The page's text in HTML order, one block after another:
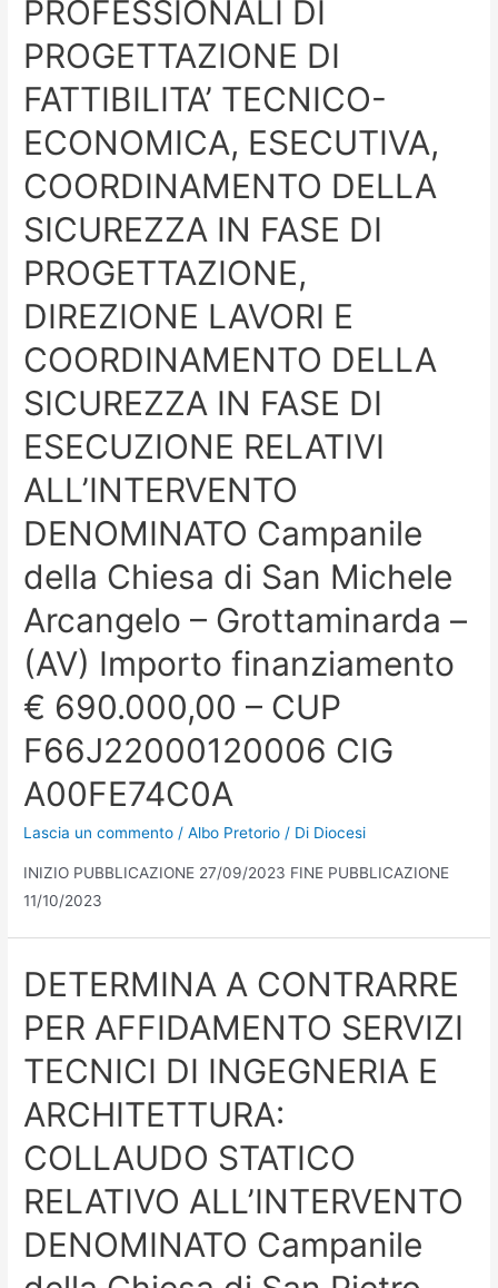
PROFESSIONALI DI
PROGETTAZIONE DI
FATTIBILITA’ TECNICO-
ECONOMICA, ESECUTIVA,
COORDINAMENTO DELLA
SICUREZZA IN FASE DI
PROGETTAZIONE,
DIREZIONE LAVORI E
COORDINAMENTO DELLA
SICUREZZA IN FASE DI
ESECUZIONE RELATIVI
ALL’INTERVENTO
DENOMINATO Campanile
della Chiesa di San Michele
Arcangelo – Grottaminarda –
(AV) Importo finanziamento
€ 690.000,00 – CUP
F66J22000120006 CIG
A00FE74C0A
Lascia un commento /Albo Pretorio / Di Diocesi
INIZIO PUBBLICAZIONE 27/09/2023 FINE PUBBLICAZIONE
11/10/2023
DETERMINA A CONTRARRE
PER AFFIDAMENTO SERVIZI
TECNICI DI INGEGNERIA E
ARCHITETTURA:
COLLAUDO STATICO
RELATIVO ALL’INTERVENTO
DENOMINATO Campanile